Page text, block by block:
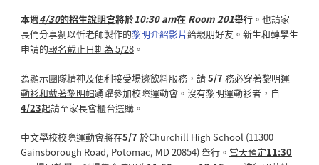
本週4/30的招生說明會將於10:30 am在Room 201舉行。也請家
長們分享劉以忻老師製作的黎明介紹影片給親朋好友。新生和轉學生
申請的報名截止日期為 5/28。
為顯示團隊精神及便利接受場邊飲料服務，請5/7 務必穿著黎明運
動衫和戴著黎明帽踴躍參加校際運動會。沒有黎明運動衫者，自
4/23起請至家長會櫃台選購。
中文學校校際運動會將在5/7 於Churchill High School (11300
Gainsborough Road, Potomac, MD 20854) 舉行。 當天預定11:30